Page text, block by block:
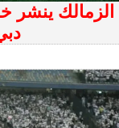
الزمالك